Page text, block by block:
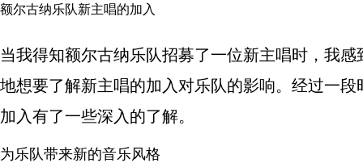
额尔古纳乐队新主唱的加入
当我得知额尔古纳乐队招募了一位新主唱时，我
地想要了解新主唱的加入对乐队的影响。经过一
加入有了一些深入的了解。
为乐队带来新的音乐风格